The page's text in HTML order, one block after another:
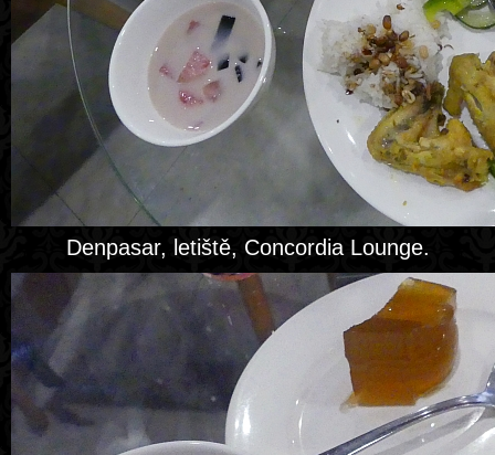
Denpasar, letiště, Concordia Lounge.